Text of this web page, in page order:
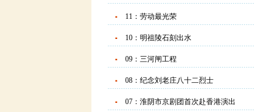
11：劳动最光荣
10：明祖陵石刻出水
09：三河闸工程
08：纪念刘老庄八十二烈士
07：淮阴市京剧团首次赴香港演出